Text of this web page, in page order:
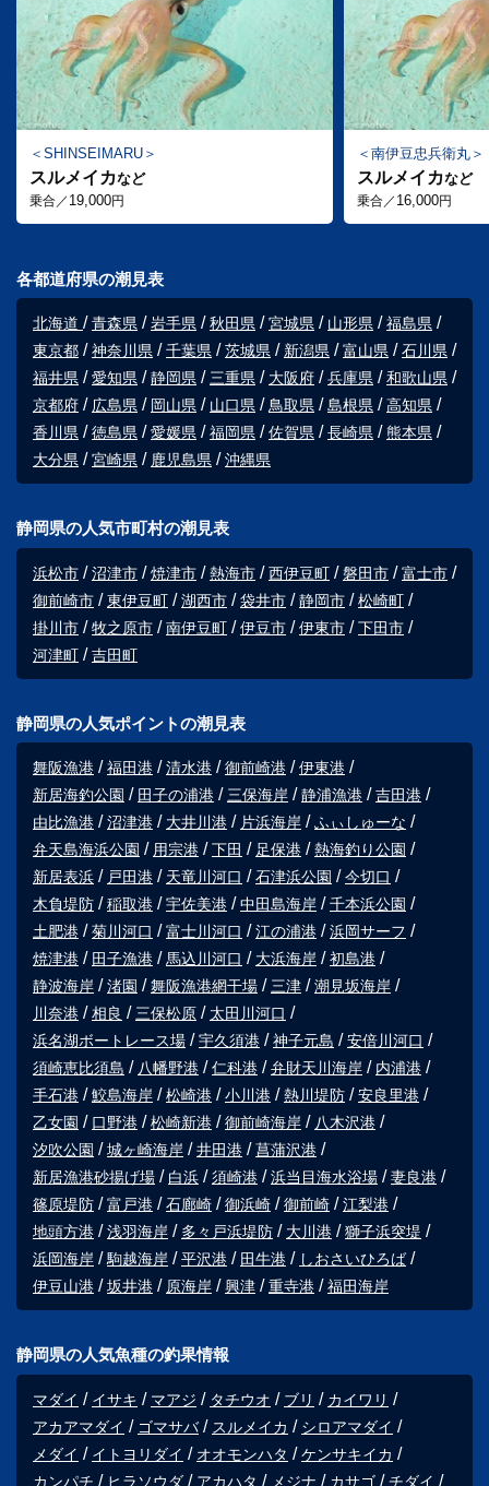
SHINSEIMARU
スルメイカなど
乗合／ 19,000円
南伊豆忠兵衛丸
スルメイカなど
乗合／ 16,000円
各都道府県の潮見表
北海道 青森県 岩手県 秋田県 宮城県 山形県
福島県
東京都
神奈川県 千葉県 茨城県 新潟県 富山県
石川県
福井県
愛知県 静岡県 三重県 大阪府 兵庫県
和歌山県
京都府
広島県 岡山県 山口県 鳥取県 島根県
高知県
香川県
徳島県 愛媛県 福岡県 佐賀県 長崎県
熊本県
大分県
宮崎県 鹿児島県 沖縄県
静岡県の人気市町村の潮見表
浜松市 沼津市 焼津市 熱海市 西伊豆町 磐田市
富士市
御前崎市
東伊豆町 湖西市 袋井市 静岡市
松崎町
掛川市
牧之原市 南伊豆町 伊豆市 伊東市
下田市
河津町
吉田町
静岡県の人気ポイントの潮見表
舞阪漁港 福田港 清水港 御前崎港
伊東港
新居海釣公園
田子の浦港 三保海岸 静浦漁港
吉田港
由比漁港
沼津港 大井川港 片浜海岸
ふぃしゅーな
弁天島海浜公園
用宗港 下田 足保港
熱海釣り公園
新居表浜
戸田港 天竜川河口 石津浜公園
今切口
木負堤防
稲取港 宇佐美港 中田島海岸
千本浜公園
土肥港
菊川河口 富士川河口 江の浦港
浜岡サーフ
焼津港
田子漁港 馬込川河口 大浜海岸
初島港
静波海岸
渚園 舞阪漁港網干場 三津
潮見坂海岸
川奈港
相良 三保松原
太田川河口
浜名湖ボートレース場
宇久須港 神子元島
安倍川河口
須崎恵比須島
八幡野港 仁科港 弁財天川海岸
内浦港
手石港
鮫島海岸 松崎港 小川港 熱川堤防
安良里港
乙女園
口野港 松崎新港 御前崎海岸
八木沢港
汐吹公園
城ヶ崎海岸 井田港
菖蒲沢港
新居漁港砂揚げ場
白浜 須崎港 浜当目海水浴場
妻良港
篠原堤防
富戸港 石廊崎 御浜崎 御前崎
江梨港
地頭方港
浅羽海岸 多々戸浜堤防 大川港
獅子浜突堤
浜岡海岸
駒越海岸 平沢港 田牛港
しおさいひろば
伊豆山港
坂井港 原海岸 興津 重寺港 福田海岸
静岡県の人気魚種の釣果情報
マダイ イサキ マアジ タチウオ ブリ
カイワリ
アカアマダイ
ゴマサバ スルメイカ
シロアマダイ
メダイ
イトヨリダイ オオモンハタ
ケンサキイカ
カンパチ
ヒラソウダ アカハタ メジナ カサゴ チダイ